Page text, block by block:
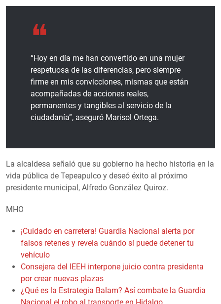
“Hoy en día me han convertido en una mujer
respetuosa de las diferencias, pero siempre
firme en mis convicciones, mismas que están
acompañadas de acciones reales,
permanentes y tangibles al servicio de la
ciudadanía”, aseguró Marisol Ortega.
La alcaldesa señaló que su gobierno ha hecho historia en la
vida pública de Tepeapulco y deseó éxito al próximo
presidente municipal, Alfredo González Quiroz.
MHO
¡Cuidado en carretera! Guardia Nacional alerta por
falsos retenes y revela cuándo sí puede detener tu
vehículo
Consejera del IEEH interpone juicio contra presidenta
por crear nuevas plazas
¿Qué es la Estrategia Balam? Así combate la Guardia